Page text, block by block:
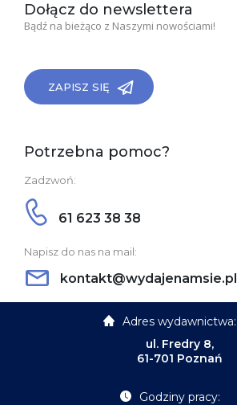
Dołącz do newslettera
Bądź na bieżąco z Naszymi nowościami!
ZAPISZ SIĘ
Potrzebna pomoc?
Zadzwoń:
61 623 38 38
Napisz do nas na mail:
kontakt@wydajenamsie.pl
Adres wydawnictwa:
ul. Fredry 8,
61-701 Poznań
Godziny pracy: